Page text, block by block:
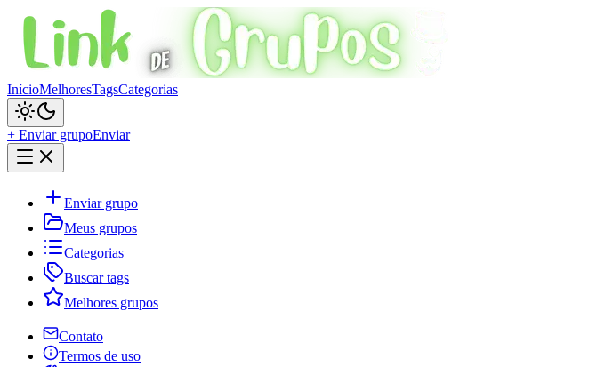
InícioMelhoresTagsCategorias
+ Enviar grupoEnviar
Enviar grupo
Meus grupos
Categorias
Buscar tags
Melhores grupos
Contato
Termos de uso